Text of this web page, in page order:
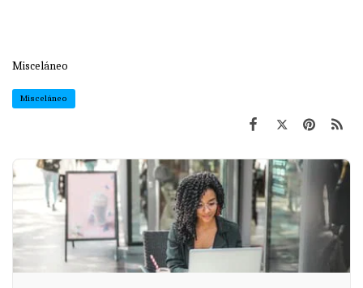
Misceláneo
Misceláneo